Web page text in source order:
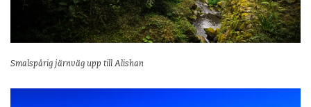
Smalspårig järnväg upp till Alishan